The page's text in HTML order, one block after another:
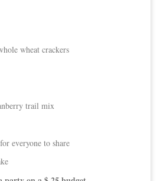
wheat crackers
trail mix
everyone to share